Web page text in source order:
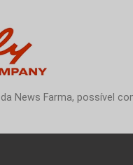
News Farma, possível